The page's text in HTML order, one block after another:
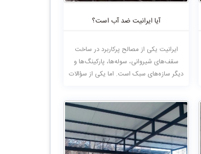
آیا ایرانیت ضد آب است؟
ایرانیت یکی از مصالح پرکاربرد در ساخت
سقف‌های شیروانی، سوله‌ها، پارکینگ‌ها و
دیگر سازه‌های سبک است. اما یکی از سؤالات